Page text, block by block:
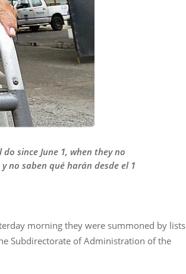
since June 1, when they no
no saben qué harán desde el 1
morning they were summoned by lists
Subdirectorate of Administration of the